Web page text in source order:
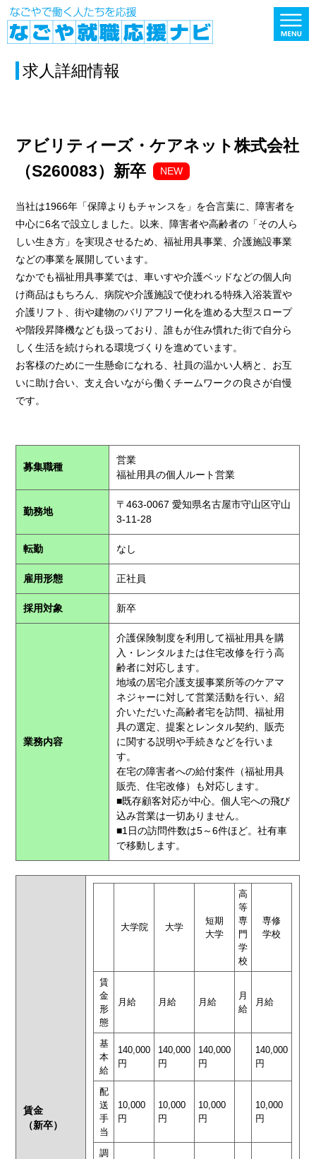
求人詳細情報
アビリティーズ・ケアネット株式会社
（S260083）新卒
NEW
当社は1966年「保障よりもチャンスを」を合言葉に、障害者を
中心に6名で設立しました。以来、障害者や高齢者の「その人ら
しい生き方」を実現させるため、福祉用具事業、介護施設事業
などの事業を展開しています。
なかでも福祉用具事業では、車いすや介護ベッドなどの個人向
け商品はもちろん、病院や介護施設で使われる特殊入浴装置や
介護リフト、街や建物のバリアフリー化を進める大型スロープ
や階段昇降機なども扱っており、誰もが住み慣れた街で自分ら
しく生活を続けられる環境づくりを進めています。
お客様のために一生懸命になれる、社員の温かい人柄と、お互
いに助け合い、支え合いながら働くチームワークの良さが自慢
です。
募集職種
営業
福祉用具の個人ルート営業
勤務地
〒463-0067 愛知県名古屋市守山区守山
3-11-28
転勤 なし
雇用形態 正社員
採用対象 新卒
業務内容
介護保険制度を利用して福祉用具を購
入・レンタルまたは住宅改修を行う高
齢者に対応します。
地域の居宅介護支援事業所等のケアマ
ネジャーに対して営業活動を行い、紹
介いただいた高齢者宅を訪問、福祉用
具の選定、提案とレンタル契約、販売
に関する説明や手続きなどを行いま
す。
在宅の障害者への給付案件（福祉用具
販売、住宅改修）も対応します。
■既存顧客対応が中心。個人宅への飛び
込み営業は一切ありません。
■1日の訪問件数は5～6件ほど。社有車
で移動します。
賃金
（新卒）
大学院 大学
短期
大学
高
等
専
門
学
校
専修
学校
賃
金
形
態
月給 月給 月給
月
給
月給
基
本
給
140,000
円
140,000
円
140,000
円
140,000
円
配
送
手
当
10,000
円
10,000
円
10,000
円
10,000
円
調